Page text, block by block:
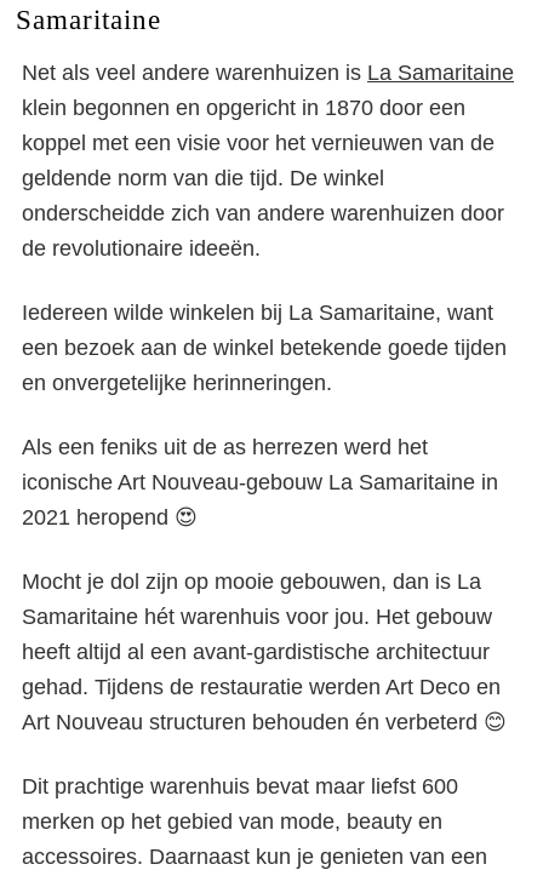
Samaritaine
Net als veel andere warenhuizen is La Samaritaine
klein begonnen en opgericht in 1870 door een
koppel met een visie voor het vernieuwen van de
geldende norm van die tijd. De winkel
onderscheidde zich van andere warenhuizen door
de revolutionaire ideeën.
Iedereen wilde winkelen bij La Samaritaine, want
een bezoek aan de winkel betekende goede tijden
en onvergetelijke herinneringen.
Als een feniks uit de as herrezen werd het
iconische Art Nouveau-gebouw La Samaritaine in
2021 heropend 😍
Mocht je dol zijn op mooie gebouwen, dan is La
Samaritaine hét warenhuis voor jou. Het gebouw
heeft altijd al een avant-gardistische architectuur
gehad. Tijdens de restauratie werden Art Deco en
Art Nouveau structuren behouden én verbeterd 😊
Dit prachtige warenhuis bevat maar liefst 600
merken op het gebied van mode, beauty en
accessoires. Daarnaast kun je genieten van een